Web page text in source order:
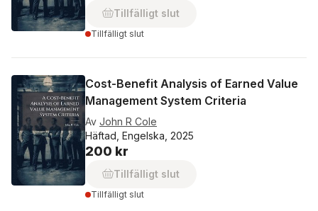
Tillfälligt slut
Tillfälligt slut
Cost-Benefit Analysis of Earned Value
Management System Criteria
Av John R Cole
Häftad, Engelska, 2025
200 kr
Tillfälligt slut
Tillfälligt slut